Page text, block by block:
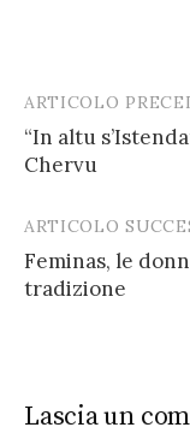
Post
navigation
ARTICOLO
“In altu
Chervu
ARTICOLO
Feminas, le
tradizione
Lascia un